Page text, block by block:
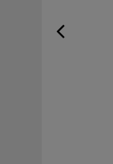
Previous